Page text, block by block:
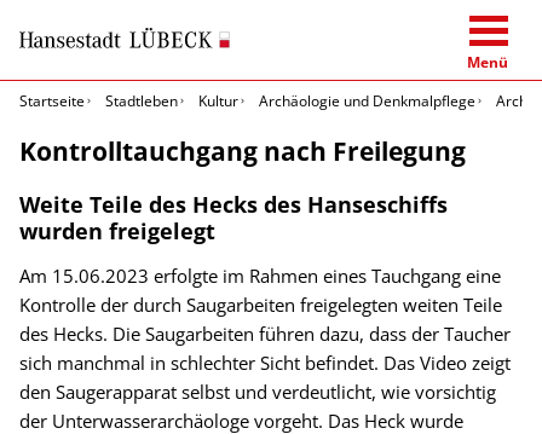
Menü
Startseite
Stadtleben Kultur Archäologie und Denkmalpflege
Kontrolltauchgang nach Freilegung
Weite Teile des Hecks des Hanseschiffs
wurden freigelegt
Am 15.06.2023 erfolgte im Rahmen eines Tauchgang eine
Kontrolle der durch Saugarbeiten freigelegten weiten Teile
des Hecks. Die Saugarbeiten führen dazu, dass der Taucher
sich manchmal in schlechter Sicht befindet. Das Video zeigt
den Saugerapparat selbst und verdeutlicht, wie vorsichtig
der Unterwasserarchäologe vorgeht. Das Heck wurde